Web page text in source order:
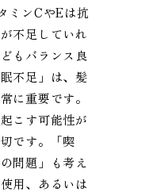
ミンCやEは抗
不足していれ
もバランス良
不足」は、髪
に重要です。
こす可能性が
です。「喫
問題」も考え
用、あるいは